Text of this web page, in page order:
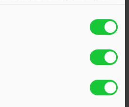
in Klein Rönnau
wir Ihnen beim Verkauf und
Immobilie zur Seite.